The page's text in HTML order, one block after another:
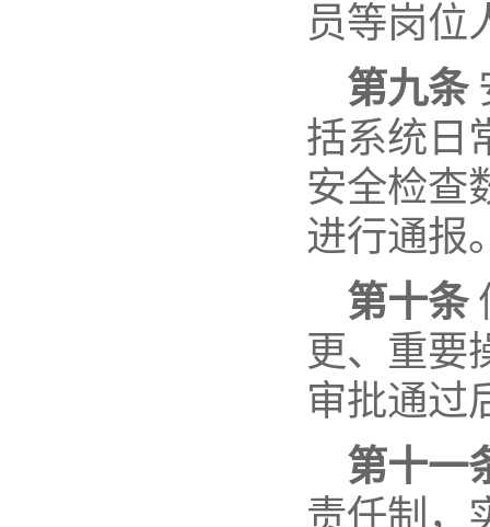
员等岗位
第九条
括系统日
安全检查
进行通报
第十条
更、重要
审批通过
第十一
责任制，